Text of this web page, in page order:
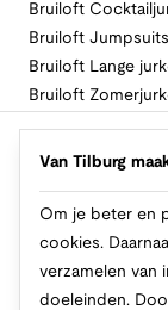
Bruiloft
Bruiloft Jumpsuits
Bruiloft Lange
Bruiloft
Volg Van Tilburg
Makkelijk en
Van Tilburg
Om je beter en
cookies.
verzamelen van
doeleinden.